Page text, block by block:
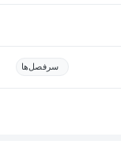
سرفصل‌ها